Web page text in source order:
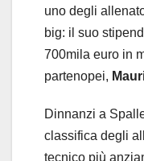
uno degli
big: il suo
700mila euro in
partenopei,
Dinnanzi a
classifica degli
tecnico più